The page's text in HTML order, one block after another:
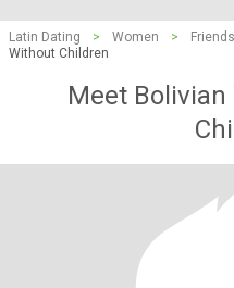
Latin Dating > Women >
Without Children
Meet